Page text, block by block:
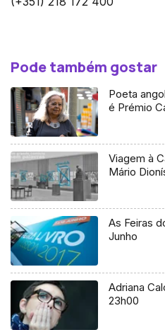
Pode também gostar
Poeta
é Prémio
Viagem à
Mário
As Feiras do
Junho
Adriana
23h00